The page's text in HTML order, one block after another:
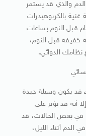
والذي قد يستمر
غنية بالكربوهيدرات
قبل النوم بساعات
خفيفة قبل النوم،
نظامك الدوائي.
قد يكون وسيلة جيدة
أنه قد يؤثر على
في بعض الحالات، قد
أثناء الليل،